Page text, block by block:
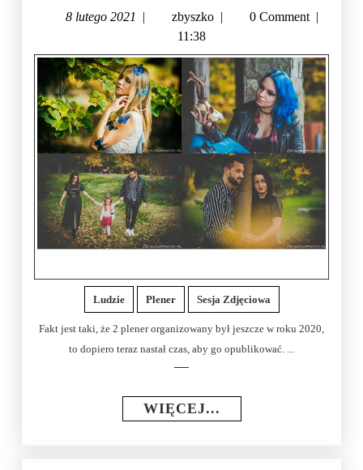
8 lutego 2021 | zbyszko | 0 Comment |
11:38
Ludzie Plener Sesja Zdjęciowa
Fakt jest taki, że 2 plener organizowany był jeszcze w roku 2020,
to dopiero teraz nastał czas, aby go opublikować. ...
WIĘCEJ...